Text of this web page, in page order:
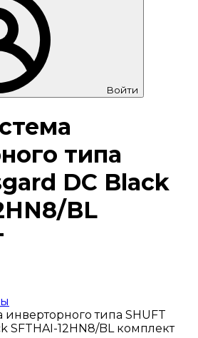
Войти
типа
DC Black
BL
инверторного типа SHUFT
SFTHAI-12HN8/BL комплект